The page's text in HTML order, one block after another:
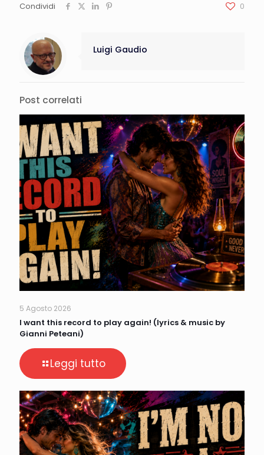
Condividi 0
Luigi Gaudio
Post correlati
5 Agosto 2026
I want this record to play again! (lyrics & music by
Gianni Peteani)
Leggi tutto